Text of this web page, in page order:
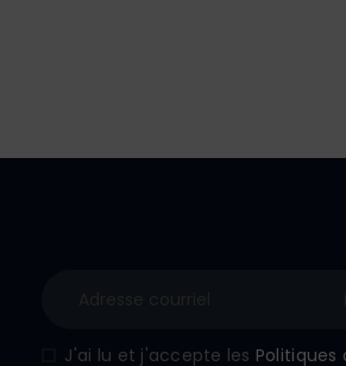
J'ai lu et j'accepte les